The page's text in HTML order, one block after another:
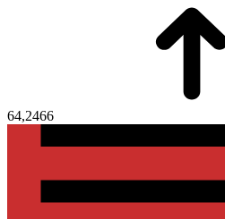
64,2466